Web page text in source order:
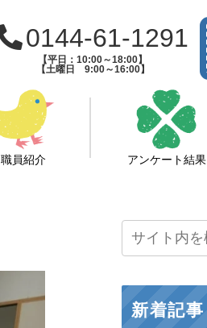
0144-61-1291
【平日：10:00～18:00】
【土曜日 9:00～16:00】
職員紹介 アンケート結果
新着記事